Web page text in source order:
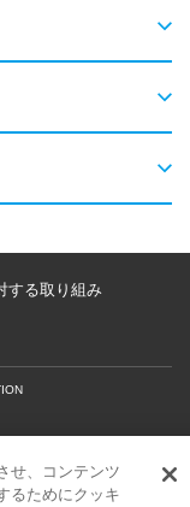
する取り組み
せ、コンテンツ
るためにクッキ